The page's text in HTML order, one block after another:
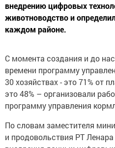
внедрению цифровых
животноводство и
каждом районе.
С момента создания и до
времени программу
30 хозяйствах - это 71% от
это 48% – организовали
программу управления
По словам заместителя
и продовольствия РТ